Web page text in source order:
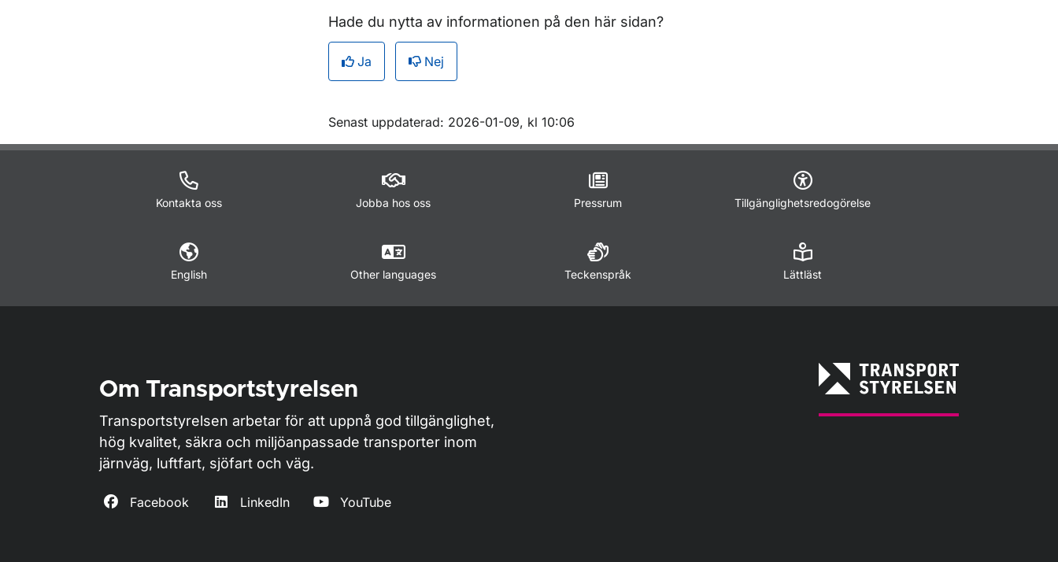
Hade du nytta av informationen på den här sidan?
Ja Nej
Om sidan
Senast uppdaterad: 2026-01-09, kl 10:06
Kontakta oss Jobba hos oss Pressrum Tillgänglighetsredogörelse
English Other languages Teckenspråk Lättläst
Om Transportstyrelsen
Transportstyrelsen arbetar för att uppnå god tillgänglighet,
hög kvalitet, säkra och miljöanpassade transporter inom
järnväg, luftfart, sjöfart och väg.
Facebook LinkedIn YouTube